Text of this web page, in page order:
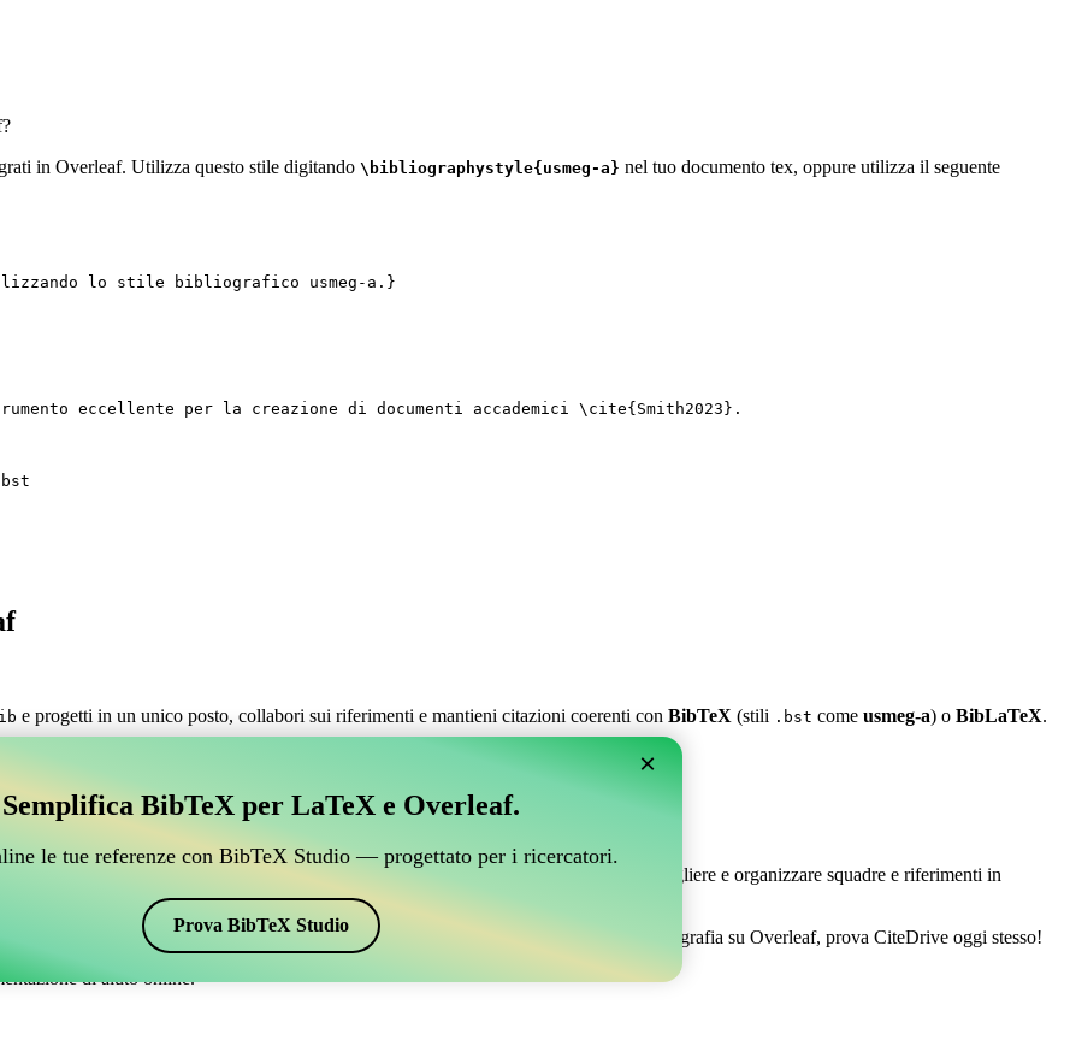
in Overleaf. Utilizza questo stile digitando \bibliographystyle{usmeg-a} nel tuo documento tex, oppure utilizza il seguente
lo stile bibliografico usmeg-a.}
eccellente per la creazione di documenti accademici \cite{ Smith2023 }.
e progetti in un unico posto, collabori sui riferimenti e mantieni citazioni coerenti con BibTeX (stili .bst come usmeg-a) o BibLaTeX.
i tuoi riferimenti BibTeX, che si connetta a Overleaf?
gestire i tuoi riferimenti BibTeX, che si connetta a Overleaf?”
e bibliografia su Overleaf, CiteDrive potrebbe essere perfetto! Ti permette di raccogliere e organizzare squadre e riferimenti in
incluso usmeg-a. Quindi, se stai cercando un modo semplice per gestire la tua bibliografia su Overleaf, prova CiteDrive oggi stesso!
di aiuto online.
×
Semplifica BibTeX per LaTeX e Overleaf.
le tue referenze con BibTeX Studio — progettato per i ricercatori.
Prova BibTeX Studio